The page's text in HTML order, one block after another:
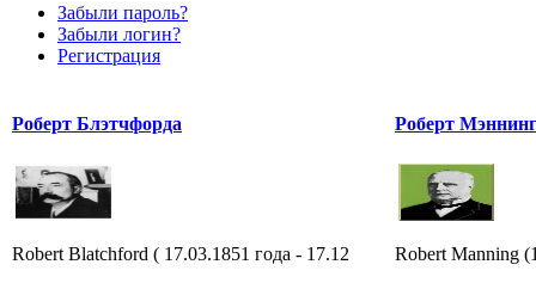
Забыли пароль?
Забыли логин?
Регистрация
Роберт Блэтчфорда
Robert Blatchford ( 17.03.1851 года - 17.12
Роберт Мэннинг
Robert Manning